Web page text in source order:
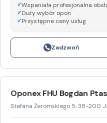
Wspaniała profesjonalna
Duży wybór opon
Przystępne ceny usług
Zadzwoń
Oponex FHU Bogdan
Stefana Żeromskiego 5, 38-200